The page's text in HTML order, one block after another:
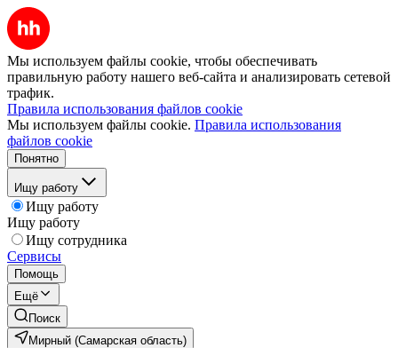
Мы используем файлы cookie, чтобы обеспечивать
правильную работу нашего веб-сайта и анализировать сетевой
трафик.
Правила использования файлов cookie
Мы используем файлы cookie. Правила использования
файлов cookie
Понятно
Ищу работу
Ищу работу
Ищу работу
Ищу сотрудника
Сервисы
Помощь
Ещё
Поиск
Мирный (Самарская область)